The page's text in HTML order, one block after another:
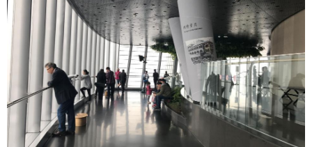
科技 能源 房产 公司
图片 视频 彩票 食品
旅游 健康 信息化 数据
金融 公益 军事 无人机